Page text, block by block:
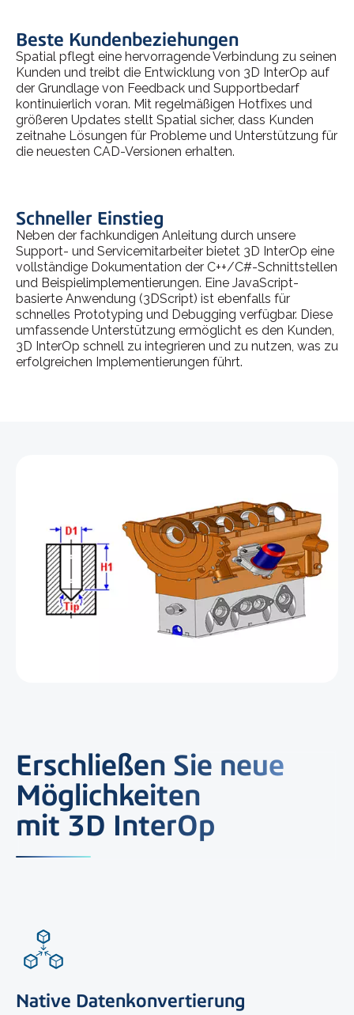
Beste Kundenbeziehungen
Spatial pflegt eine hervorragende Verbindung zu seinen
Kunden und treibt die Entwicklung von 3D InterOp auf
der Grundlage von Feedback und Supportbedarf
kontinuierlich voran. Mit regelmäßigen Hotfixes und
größeren Updates stellt Spatial sicher, dass Kunden
zeitnahe Lösungen für Probleme und Unterstützung für
die neuesten CAD-Versionen erhalten.
Schneller Einstieg
Neben der fachkundigen Anleitung durch unsere
Support- und Servicemitarbeiter bietet 3D InterOp eine
vollständige Dokumentation der C++/C#-Schnittstellen
und Beispielimplementierungen. Eine JavaScript-
basierte Anwendung (3DScript) ist ebenfalls für
schnelles Prototyping und Debugging verfügbar. Diese
umfassende Unterstützung ermöglicht es den Kunden,
3D InterOp schnell zu integrieren und zu nutzen, was zu
erfolgreichen Implementierungen führt.
Erschließen Sie neue
Möglichkeiten
mit 3D InterOp
Native Datenkonvertierung